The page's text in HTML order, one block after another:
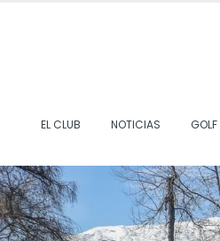
EL CLUB NOTICIAS GOLF